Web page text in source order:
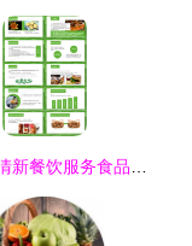
轻法式小清新餐饮服务食品安全操作规范 熊猫办公护航餐饮管理